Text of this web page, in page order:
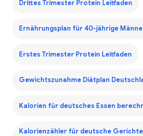
Drittes Trimester Protein Leitfaden
Ernährungsplan für 40-jährige
Erstes Trimester Protein Leitfaden
Gewichtszunahme Diätplan
Kalorien für deutsches Essen
Kalorienzähler für deutsche